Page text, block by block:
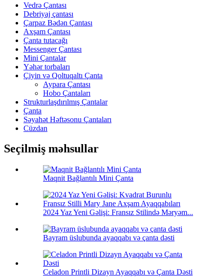
Vedrə Çantası
Debriyaj çantası
Çarpaz Bədən Çantası
Axşam Çantası
Çanta tutacağı
Messenger Çantası
Mini Çantalar
Yəhər torbaları
Çiyin və Qoltuqaltı Çanta
Aypara Çantası
Hobo Çantaları
Strukturlaşdırılmış Çantalar
Çanta
Səyahət Həftəsonu Çantaları
Cüzdan
Seçilmiş məhsullar
Maqnit Bağlantılı Mini Çanta
2024 Yaz Yeni Gəlişi: Fransız Stilində Məryəm...
Bayram üslubunda ayaqqabı və çanta dəsti
Celadon Printli Dizayn Ayaqqabı və Çanta Dəsti